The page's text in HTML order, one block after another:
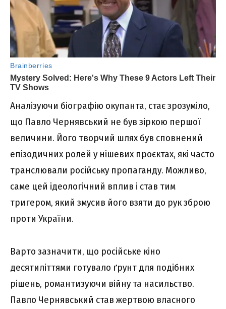
Аналізуючи біографію окупанта, стає зрозуміло,
що Павло Чернявський не був зіркою першої
величини. Його творчий шлях був сповнений
епізодичних ролей у нішевих проєктах, які часто
транслювали російську пропаганду. Можливо,
саме цей ідеологічний вплив і став тим
тригером, який змусив його взяти до рук зброю
проти України.
Варто зазначити, що російське кіно
десятиліттями готувало ґрунт для подібних
рішень, романтизуючи війну та насильство.
Павло Чернявський став жертвою власного